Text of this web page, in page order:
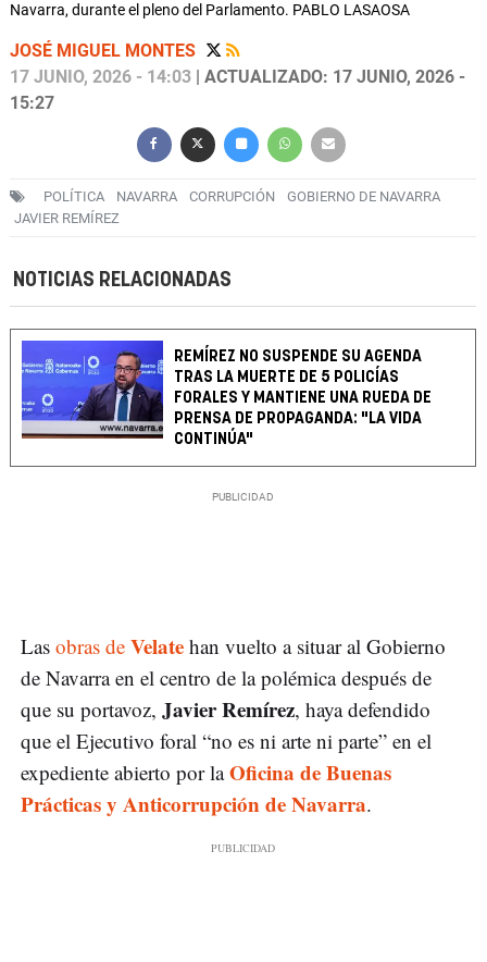
Navarra, durante el pleno del Parlamento. PABLO LASAOSA
JOSÉ MIGUEL MONTES
17 JUNIO, 2026 - 14:03 | ACTUALIZADO: 17 JUNIO, 2026 -
15:27
POLÍTICA NAVARRA CORRUPCIÓN
GOBIERNO DE NAVARRA
JAVIER REMÍREZ
NOTICIAS RELACIONADAS
REMÍREZ NO SUSPENDE SU AGENDA
TRAS LA MUERTE DE 5 POLICÍAS
FORALES Y MANTIENE UNA RUEDA DE
PRENSA DE PROPAGANDA: "LA VIDA
CONTINÚA"
Las obras de Velate han vuelto a situar al Gobierno
de Navarra en el centro de la polémica después de
que su portavoz, Javier Remírez, haya defendido
que el Ejecutivo foral “no es ni arte ni parte” en el
expediente abierto por laOficina de Buenas
Prácticas y Anticorrupción de Navarra.